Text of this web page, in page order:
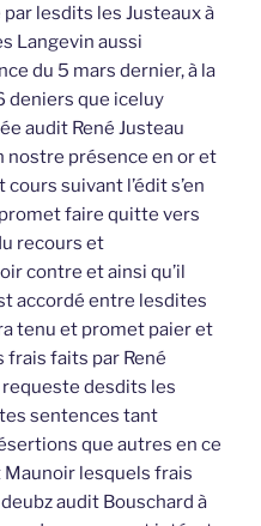
lesdits les Justeaux à
Langevin aussi
du 5 mars dernier, à la
deniers que iceluy
audit René Justeau
nostre présence en or et
suivant l’édit s’en
faire quitte vers
recours et
contre et ainsi qu’il
accordé entre lesdites
tenu et promet paier et
faits par René
desdits les
sentences tant
que autres en ce
lesquels frais
audit Bouschard à